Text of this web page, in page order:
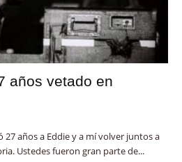
años vetado en
27 años a Eddie y a mí volver juntos a
Ustedes fueron gran parte de...